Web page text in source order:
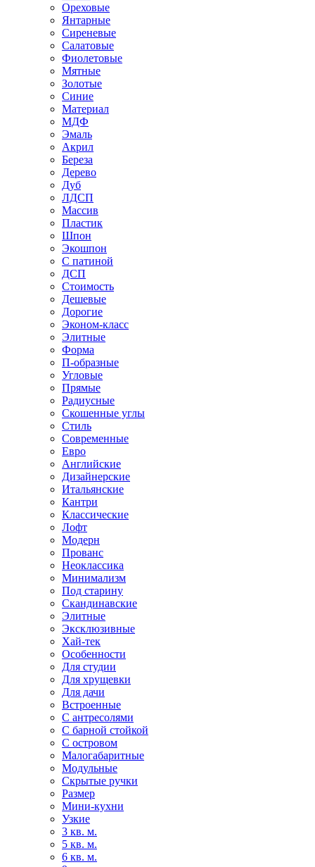
Ореховые
Янтарные
Сиреневые
Салатовые
Фиолетовые
Мятные
Золотые
Синие
Материал
МДФ
Эмаль
Акрил
Береза
Дерево
Дуб
ЛДСП
Массив
Пластик
Шпон
Экошпон
С патиной
ДСП
Стоимость
Дешевые
Дорогие
Эконом-класс
Элитные
Форма
П-образные
Угловые
Прямые
Радиусные
Скошенные углы
Стиль
Современные
Евро
Английские
Дизайнерские
Итальянские
Кантри
Классические
Лофт
Модерн
Прованс
Неоклассика
Минимализм
Под старину
Скандинавские
Элитные
Эксклюзивные
Хай-тек
Особенности
Для студии
Для хрущевки
Для дачи
Встроенные
С антресолями
С барной стойкой
С островом
Малогабаритные
Модульные
Скрытые ручки
Размер
Мини-кухни
Узкие
3 кв. м.
5 кв. м.
6 кв. м.